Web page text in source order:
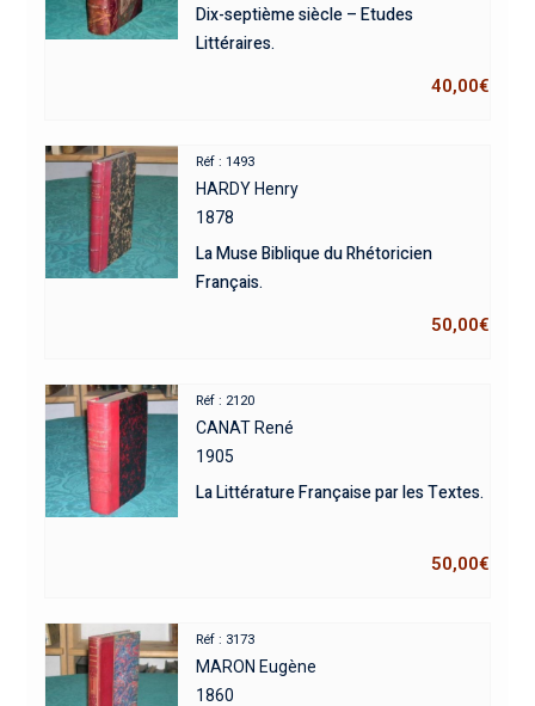
Dix-septième siècle – Etudes
Littéraires.
40,00€
Réf : 1493
HARDY Henry
1878
La Muse Biblique du Rhétoricien
Français.
50,00€
Réf : 2120
CANAT René
1905
La Littérature Française par les Textes.
50,00€
Réf : 3173
MARON Eugène
1860